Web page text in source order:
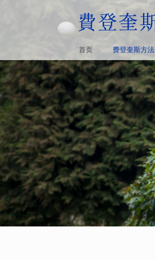
首页 费登奎斯方法